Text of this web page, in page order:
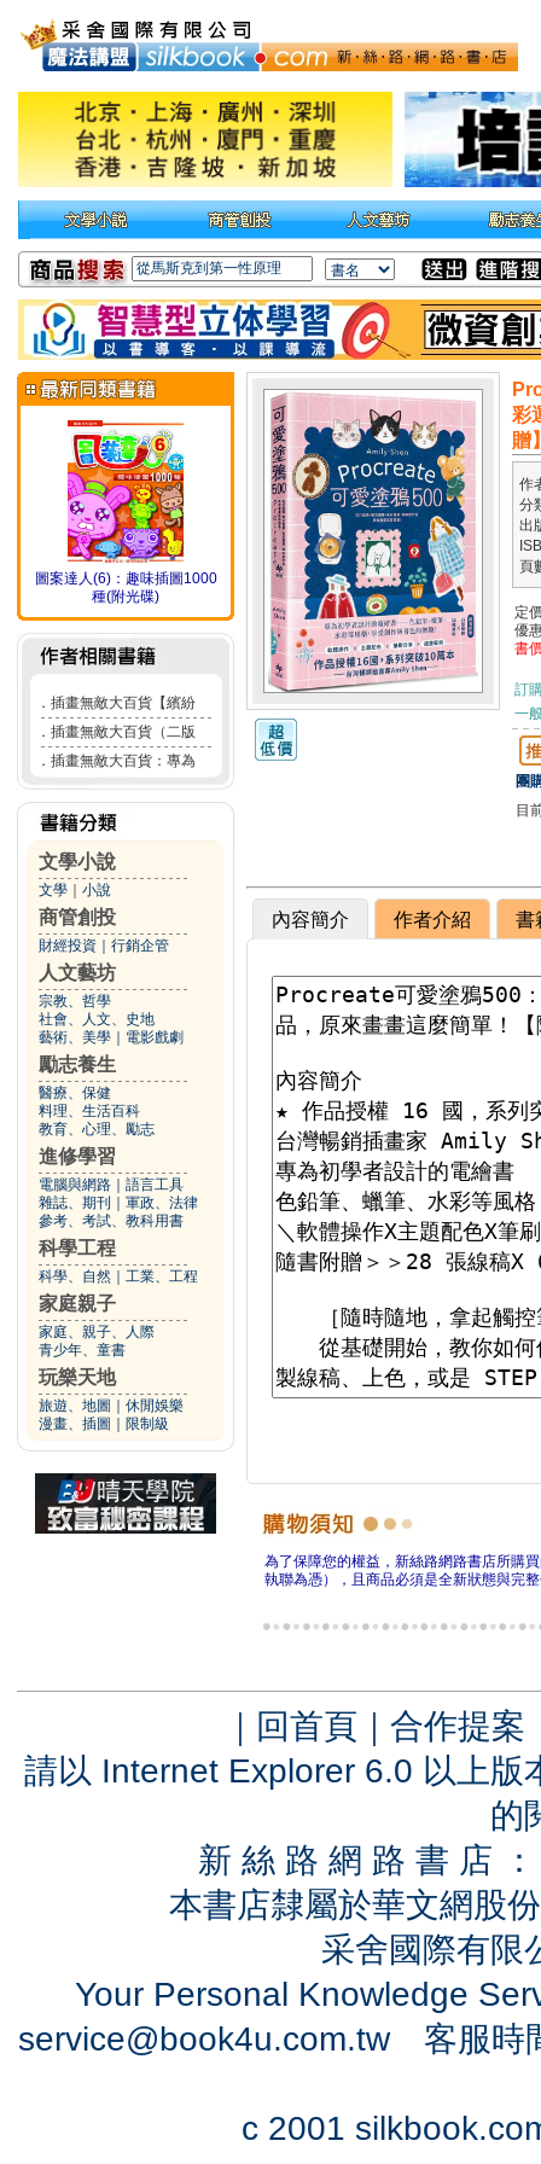
圖案達人(6)：趣味插圖1000
種(附光碟)
． 插畫無敵大百貨【繽紛
． 插畫無敵大百貨（二版
． 插畫無敵大百貨：專為
文學小說
文學 小說
商管創投
財經投資 行銷企管
人文藝坊
宗教、哲學
社會、人文、史地
藝術、美學
電影戲劇
勵志養生
醫療、保健
料理、生活百科
教育、心理、勵志
進修學習
電腦與網路
語言工具
雜誌、期刊
軍政、法律
參考、考試、教科用書
科學工程
科學、自然 工業、工程
家庭親子
家庭、親子、人際
青少年、童書
玩樂天地
旅遊、地圖
休閒娛樂
漫畫、插圖
限制級
彩
贈
作
分
出
頁
定
優
書
訂
一
團
目
內容簡介 作者介紹 書
為了保障您的權益，新絲路網路書店所購
執聯為憑），且商品必須是全新狀態與完
｜ 回首頁 ｜ 合作提案
請以 Internet Explorer 6.0 以上
的
新 絲 路 網 路 書 店
本書店隸屬於華文網股
采舍國際有
Your Personal Knowledge
service@book4u.com.tw客服時
c 2001